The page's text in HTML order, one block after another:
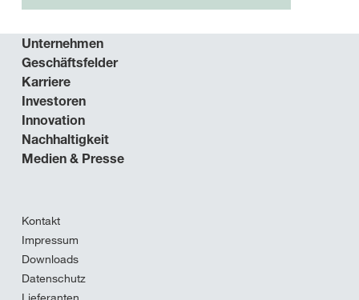
Unternehmen
Geschäftsfelder
Karriere
Investoren
Innovation
Nachhaltigkeit
Medien & Presse
Kontakt
Impressum
Downloads
Datenschutz